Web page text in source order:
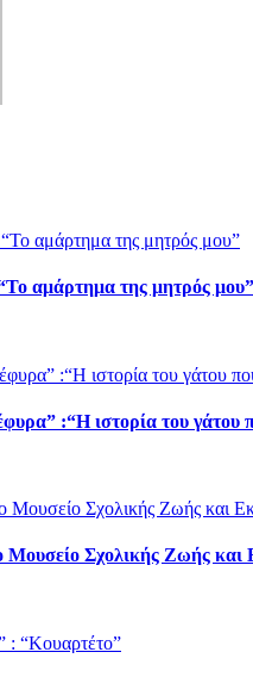
αμάρτημα της μητρός μου”
:“Η ιστορία του γάτου
Μουσείο Σχολικής Ζωής και